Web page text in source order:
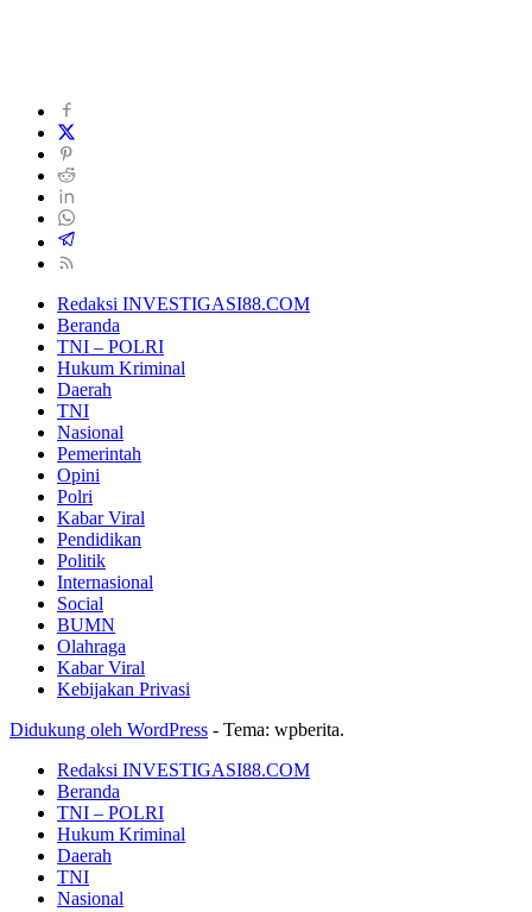
Redaksi INVESTIGASI88.COM
Beranda
TNI – POLRI
Hukum Kriminal
Daerah
TNI
Nasional
Pemerintah
Opini
Polri
Kabar Viral
Pendidikan
Politik
Internasional
Social
BUMN
Olahraga
Kabar Viral
Kebijakan Privasi
Didukung oleh WordPress - Tema: wpberita.
Redaksi INVESTIGASI88.COM
Beranda
TNI – POLRI
Hukum Kriminal
Daerah
TNI
Nasional